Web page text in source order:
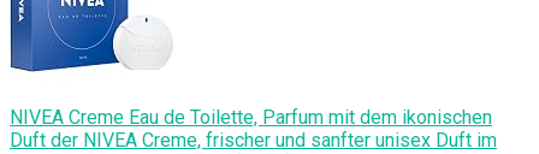
NIVEA Creme Eau de Toilette, Parfum mit dem ikonischen
Duft der NIVEA Creme, frischer und sanfter unisex Duft im